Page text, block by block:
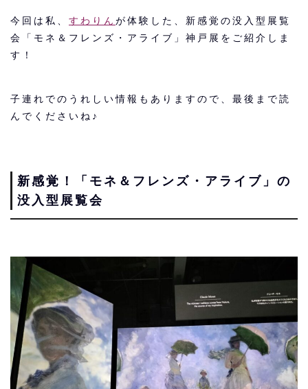
今回は私、 すわりん が体験した、新感覚の没入型展覧
会「モネ＆フレンズ・アライブ」神戸展をご紹介しま
す！
子連れでのうれしい情報もありますので、最後まで読
んでくださいね♪
新感覚！「モネ＆フレンズ・アライブ」の
没入型展覧会